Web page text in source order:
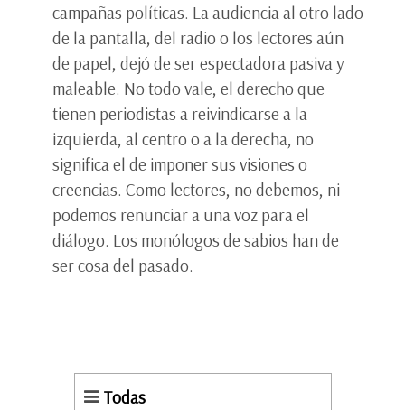
campañas políticas. La audiencia al otro lado
de la pantalla, del radio o los lectores aún
de papel, dejó de ser espectadora pasiva y
maleable. No todo vale, el derecho que
tienen periodistas a reivindicarse a la
izquierda, al centro o a la derecha, no
significa el de imponer sus visiones o
creencias. Como lectores, no debemos, ni
podemos renunciar a una voz para el
diálogo. Los monólogos de sabios han de
ser cosa del pasado.
Todas